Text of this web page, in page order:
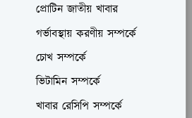
প্রোটিন জাতীয় খাবার
গর্ভাবস্থায় করণীয় সম্পর্কে
চোখ সম্পর্কে
ভিটামিন সম্পর্কে
খাবার রেসিপি সম্পর্কে